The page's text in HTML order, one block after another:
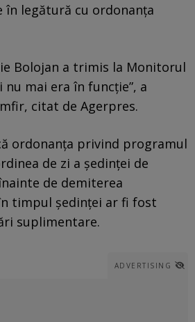
legătură cu ordonanța
Bolojan a trimis la Monitorul
nu mai era în funcție”, a
citat de Agerpres.
ordonanța privind programul
de zi a ședinței de
de demiterea
timpul ședinței ar fi fost
suplimentare.
ADVERTISING